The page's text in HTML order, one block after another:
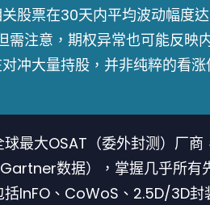
股票在30天内平均波动幅度达
需注意，期权异常也可能反映
冲大量持股，并非纯粹的看涨
球最大OSAT（委外封测）厂商
Gartner数据），掌握几乎所有
括InFO、CoWoS、2.5D/3D封